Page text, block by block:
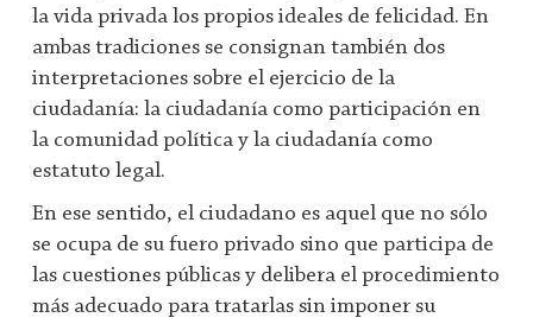
la vida privada los propios ideales de felicidad. En
ambas tradiciones se consignan también dos
interpretaciones sobre el ejercicio de la
ciudadanía: la ciudadanía como participación en
la comunidad política y la ciudadanía como
estatuto legal.
En ese sentido, el ciudadano es aquel que no sólo
se ocupa de su fuero privado sino que participa de
las cuestiones públicas y delibera el procedimiento
más adecuado para tratarlas sin imponer su